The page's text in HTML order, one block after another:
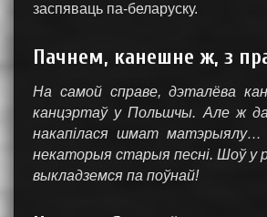
заспяваць па-беларуску.
Пачнем, канешне ж, з
На самой справе, дэталёва
канцэртаў у Польшчы. Але ж
накапілася шмат матэрыялу…
некаторыя старыя песні. Шоў у
выкладземся па поўнай!